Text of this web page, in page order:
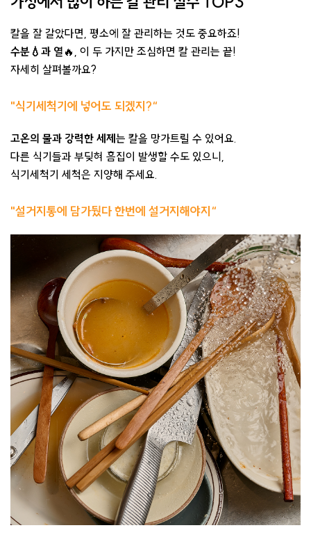
칼을 잘 갈았다면, 평소에 잘 관리하는 것도 중요하죠! ​
수분💧과 열 🔥, 이 두 가지만 조심하면 칼 관리는 끝! ​
자세히 살펴볼까요?​
"식기세척기에 넣어도 되겠지?“​
고온의 물과 강력한 세제 는 칼을 망가트릴 수 있어요.
다른 식기들과 부딪혀 흠집이 발생할 수도 있으니,
식기세척기 세척은 지양해 주세요.
​"설거지통에 담가뒀다 한번에 설거지해야지“